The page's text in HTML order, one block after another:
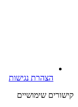
הצהרת נגישות
קישורים שימושיים